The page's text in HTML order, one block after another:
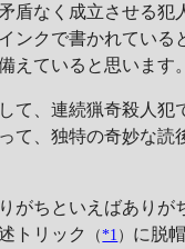
盾なく成立させる
ンクで書かれている
えていると思います。
て、連続猟奇殺人犯
て、独特の奇妙な読
がちといえばありが
トリック
（*1 ） に脱